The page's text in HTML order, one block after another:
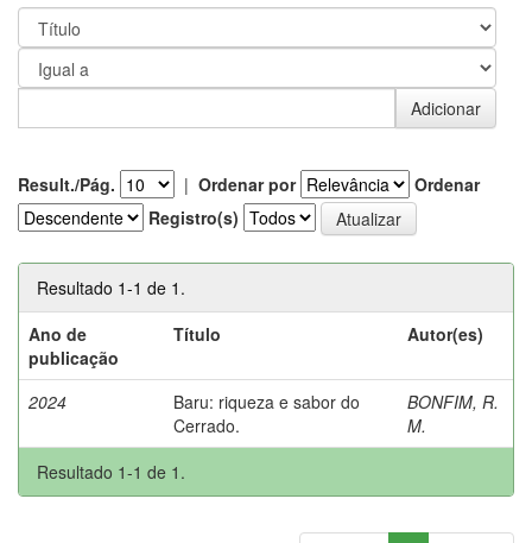
Result./Pág. | Ordenar por
Ordenar
Registro(s)
Resultado 1-1 de 1.
Ano de
publicação
Título Autor(es)
2024
Baru: riqueza e sabor do
Cerrado.
BONFIM, R.
M.
Resultado 1-1 de 1.